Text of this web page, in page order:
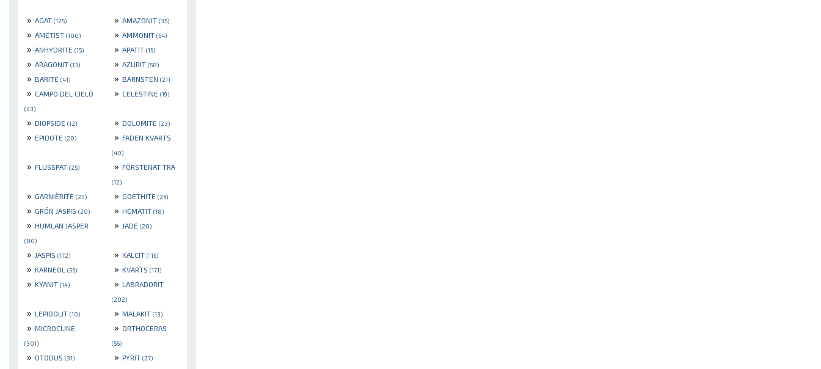
» AGAT (125) » AMAZONIT (35)
» AMETIST (100) » AMMONIT (64)
» ANHYDRITE (15) » APATIT (15)
» ARAGONIT (13) » AZURIT (58)
» BARITE (41) » BÄRNSTEN (21)
» CAMPO DEL CIELO
(23)
» CELESTINE (19)
» DIOPSIDE (12) » DOLOMITE (23)
» EPIDOTE (20) » FADEN KVARTS
(40)
» FLUSSPAT (25) » FÖRSTENAT TRÄ
(12)
» GARNIÈRITE (23) » GOETHITE (26)
» GRÖN JASPIS (20) » HEMATIT (18)
» HUMLAN JASPER
(80)
» JADE (20)
» JASPIS (172) » KALCIT (116)
» KARNEOL (56) » KVARTS (171)
» KYANIT (14) » LABRADORIT
(202)
» LEPIDOLIT (10) » MALAKIT (13)
» MICROCLINE
(301)
» ORTHOCERAS
(55)
» OTODUS (31) » PYRIT (27)